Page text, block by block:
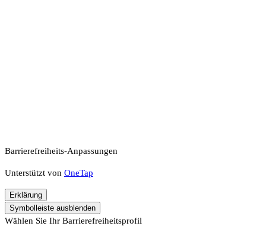
Barrierefreiheits-Anpassungen
Unterstützt von OneTap
Erklärung
Symbolleiste ausblenden
Wählen Sie Ihr Barrierefreiheitsprofil